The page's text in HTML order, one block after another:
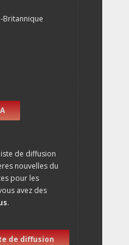
Britannique
de diffusion
nouvelles du
pour les
avez des
.
de diffusion